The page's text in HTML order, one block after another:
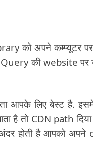
को अपने कम्प्यूटर
की website पर
आपके लिए बेस्ट है.
है तो CDN path
अंदर होती है आपको